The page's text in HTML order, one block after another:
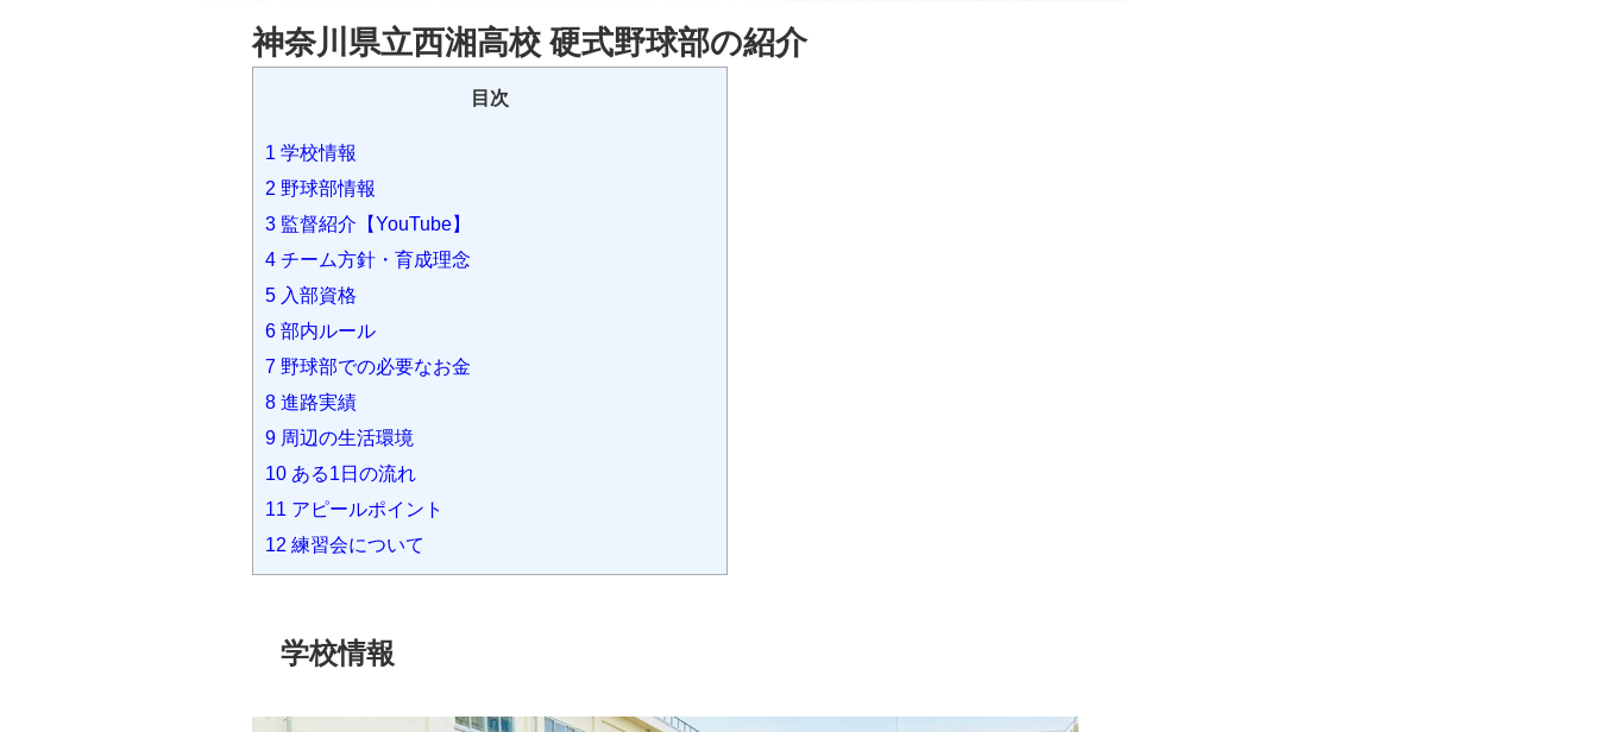
神奈川県立西湘高校 硬式野球部の紹介
目次
1 学校情報
2 野球部情報
3 監督紹介【YouTube】
4 チーム方針・育成理念
5 入部資格
6 部内ルール
7 野球部での必要なお金
8 進路実績
9 周辺の生活環境
10 ある1日の流れ
11 アピールポイント
12 練習会について
学校情報